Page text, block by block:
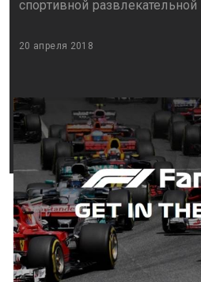
спортивной
20 апреля 2018